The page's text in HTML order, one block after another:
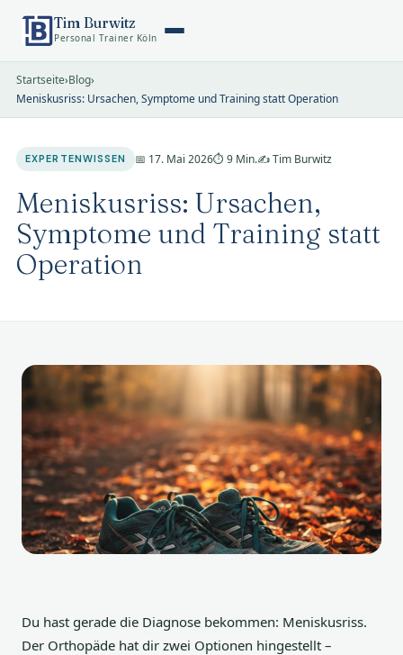
Tim Burwitz
Personal Trainer Köln
Startseite›Blog›
Meniskusriss: Ursachen, Symptome und Training statt Operation
EXPERTENWISSEN 📅 17. Mai 2026⏱ 9 Min.✍️ Tim Burwitz
Meniskusriss: Ursachen,
Symptome und Training statt
Operation
Du hast gerade die Diagnose bekommen: Meniskusriss.
Der Orthopäde hat dir zwei Optionen hingestellt –